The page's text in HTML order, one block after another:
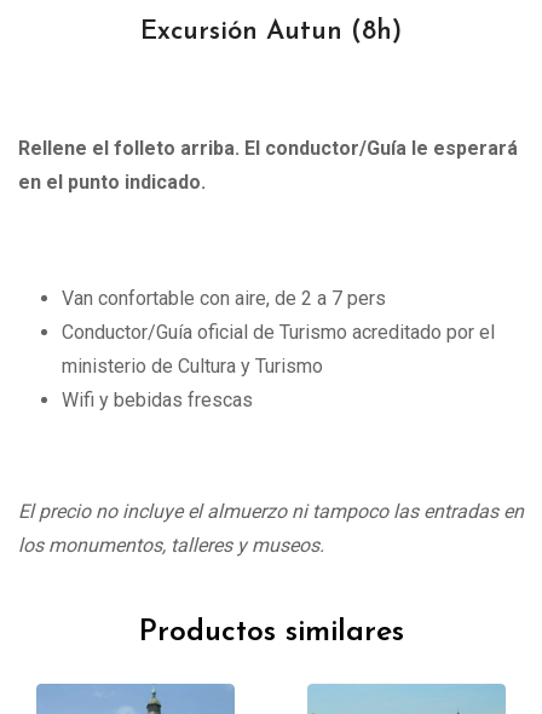
Excursión Autun (8h)
Rellene el folleto arriba. El conductor/Guía le esperará
en el punto indicado.
Van confortable con aire, de 2 a 7 pers
Conductor/Guía oficial de Turismo acreditado por el
ministerio de Cultura y Turismo
Wifi y bebidas frescas
El precio no incluye el almuerzo ni tampoco las entradas en
los monumentos, talleres y museos.
Productos similares